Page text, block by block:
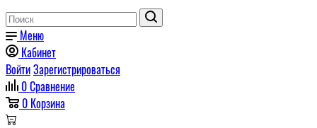
Меню
Кабинет
ВойтиЗарегистрироваться
0Сравнение
0 Корзина